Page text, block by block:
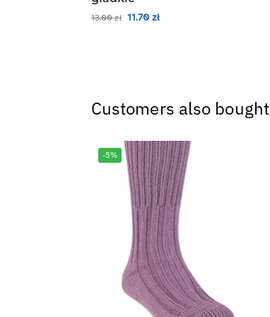
13.00zł 11.70zł
Customers also bought
-5%